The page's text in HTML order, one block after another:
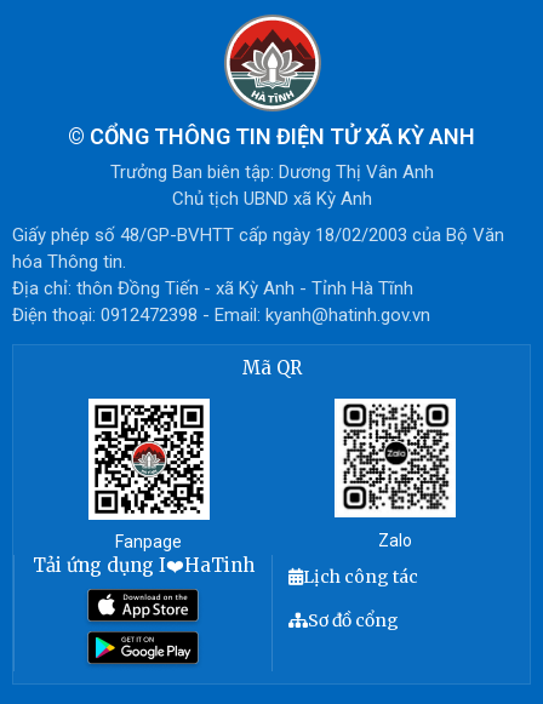
© CỔNG THÔNG TIN ĐIỆN TỬ XÃ KỲ ANH
Trưởng Ban biên tập: Dương Thị Vân Anh
Chủ tịch UBND xã Kỳ Anh
Giấy phép số 48/GP-BVHTT cấp ngày 18/02/2003 của Bộ Văn
hóa Thông tin.
Địa chỉ: thôn Đồng Tiến - xã Kỳ Anh - Tỉnh Hà Tĩnh
Điện thoại: 0912472398 - Email: kyanh@hatinh.gov.vn
Mã QR
Fanpage Zalo
Tải ứng dụng I❤️HaTinh
Lịch công tác
Sơ đồ cổng